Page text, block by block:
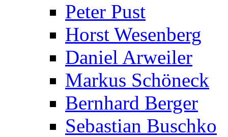
Peter Pust
Horst Wesenberg
Daniel Arweiler
Markus Schöneck
Bernhard Berger
Sebastian Buschko